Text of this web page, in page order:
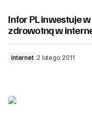
Infor PL inwestuje
zdrowotną w
Internet 2 lutego 2011